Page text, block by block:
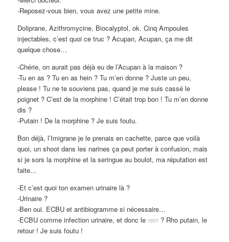
-Reposez-vous bien, vous avez une petite mine.
Doliprane, Azithromycine, Biocalyptol, ok. Cinq Ampoules
injectables, c’est quoi ce truc ? Acupan, Acupan, ça me dit
quelque chose…
-Chérie, on aurait pas déjà eu de l’Acupan à la maison ?
-Tu en as ? Tu en as hein ? Tu m’en donne ? Juste un peu,
please ! Tu ne te souviens pas, quand je me suis cassé le
poignet ? C’est de la morphine ! C’était trop bon ! Tu m’en donne
dis ?
-Putain ! De la morphine ? Je suis foutu.
Bon déjà, l’Imigrane je le prenais en cachette, parce que voilà
quoi, un shoot dans les narines ça peut porter à confusion, mais
si je sors la morphine et la seringue au boulot, ma réputation est
faite…
-Et c’est quoi ton examen urinaire là ?
-Urinaire ?
-Ben oui. ECBU et antibiogramme si nécessaire…
-ECBU comme infection urinaire, et donc le rein ? Rho putain, le
retour ! Je suis foutu !